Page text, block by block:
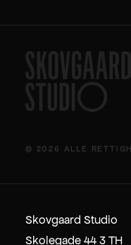
© 2026 ALLE
Skovgaard Studio
Skolegade 44 3 TH